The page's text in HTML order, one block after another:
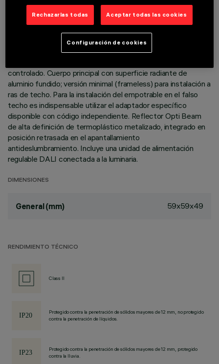
Luminaria miniaturizada empotrable cuadrada con 9
obstante las dimensiones supercompactas del producto, la
tecnología patentada del sistema óptico garantiza un flujo
controlado. Cuerpo principal con superficie radiante de
aluminio fundido; versión minimal (frameless) para instalación a
ras de techo. Para la instalación del empotrable en el falso
techo es indispensable utilizar el adaptador específico
disponible con código independiente. Reflector Opti Beam
de alta definición de termoplástico metalizado, integrado en
posición retrasada en el apantallamiento
antideslumbramiento. Incluye una unidad de alimentación
regulable DALI conectada a la luminaria.
DIMENSIONES
General (mm) 59x59x49
RENDIMIENTO TÉCNICO
Class II
Protegido contra la penetración de sólidos mayores de 12 mm, no protegido
contra la penetración de líquidos.
Protegido contra la penetración de sólidos mayores de 12 mm, protegido
contra la lluvia.
Rechazarlas todas Aceptar todas las cookies
Configuración de cookies